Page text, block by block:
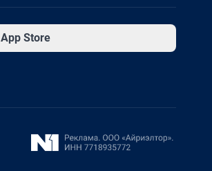
App Store